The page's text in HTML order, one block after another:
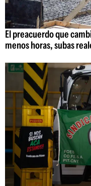
El preacuerdo que
menos horas, subas